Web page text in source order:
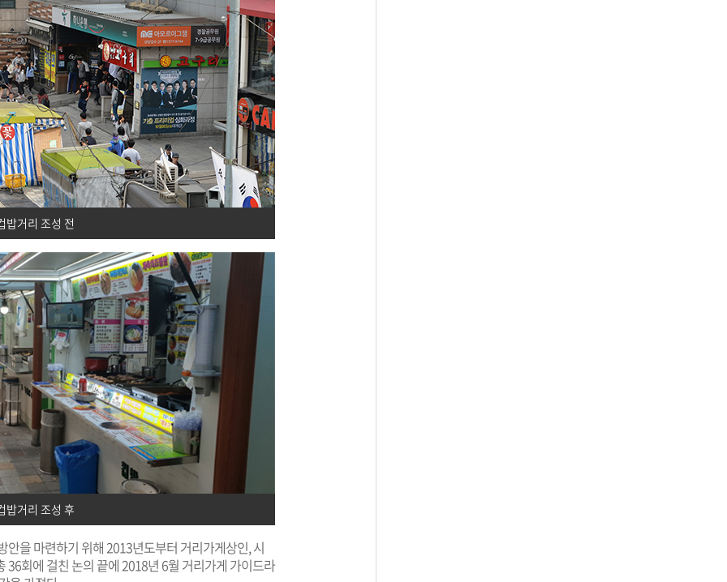
밥거리 조성 전
밥거리 조성 후
을 마련하기 위해 2013년도부터 거리가게상인, 시
회에 걸친 논의 끝에 2018년 6월 거리가게 가이드라